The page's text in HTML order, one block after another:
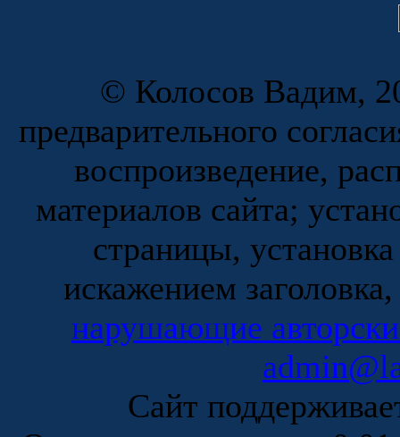
© Колосов Вадим,
предварительного
воспроизведение,
материалов сайта;
страницы,
искажением
нарушающие
Сайт